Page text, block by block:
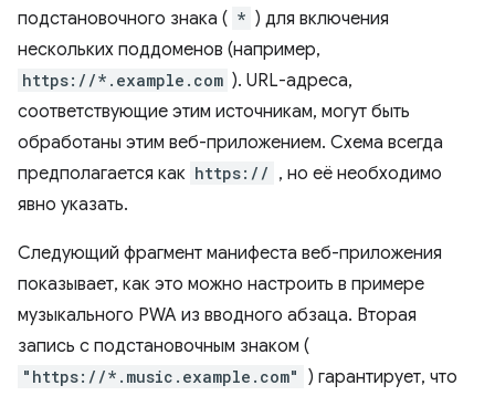
подстановочного знака ( * ) для включения
нескольких поддоменов (например,
https://*.example.com ). URL-адреса,
соответствующие этим источникам, могут быть
обработаны этим веб-приложением. Схема всегда
предполагается как https:// , но её необходимо
явно указать.
Следующий фрагмент манифеста веб-приложения
показывает, как это можно настроить в примере
музыкального PWA из вводного абзаца. Вторая
запись с подстановочным знаком (
"https://*.music.example.com"
) гарантирует, что